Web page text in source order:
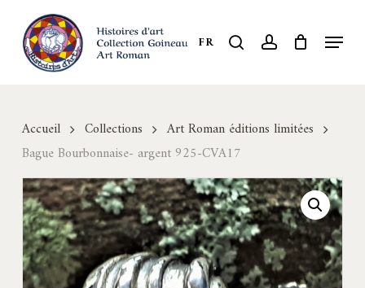
main
content
FR search account Menu
Accueil Collections
Art Roman éditions limitées
Bague Bourbonnaise- argent 925-CVA17
Close